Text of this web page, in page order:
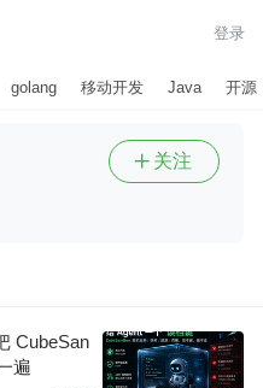
登录
golang 移动开发 Java 开源
 关注
CubeSan
遍